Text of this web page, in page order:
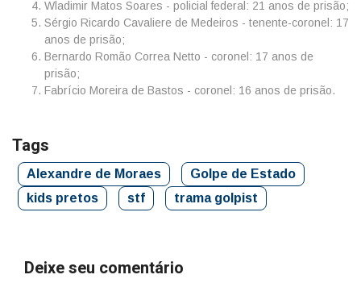
Wladimir Matos Soares - policial federal: 21 anos de prisão;
Sérgio Ricardo Cavaliere de Medeiros - tenente-coronel: 17
anos de prisão;
Bernardo Romão Correa Netto - coronel: 17 anos de
prisão;
Fabrício Moreira de Bastos - coronel: 16 anos de prisão.
Tags
Alexandre de Moraes
Golpe de Estado
kids pretos
stf trama golpist
Deixe seu comentário